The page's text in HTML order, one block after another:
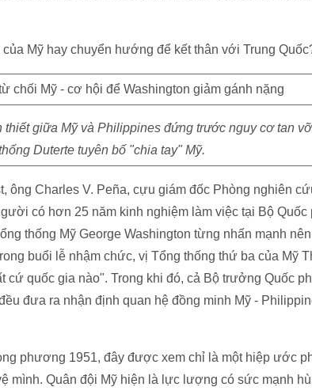
Mỹ hay chuyển hướng để kết thân với Trung
thiết giữa Mỹ và Philippines đứng trước nguy cơ tan
Duterte tuyên bố "chia tay" Mỹ.
ông Charles V. Peña, cựu giám đốc Phòng nghiên
có hơn 25 năm kinh nghiệm làm việc tại Bộ Quốc
thống Mỹ George Washington từng nhấn mạnh
buổi lễ nhậm chức, vị Tổng thống thứ ba của Mỹ
cứ quốc gia nào". Trong khi đó, cả Bộ trưởng Quốc
đưa ra nhận định quan hệ đồng minh Mỹ -
phương 1951, đây được xem chỉ là một hiệp ước
mình. Quân đội Mỹ hiện là lực lượng có sức mạnh